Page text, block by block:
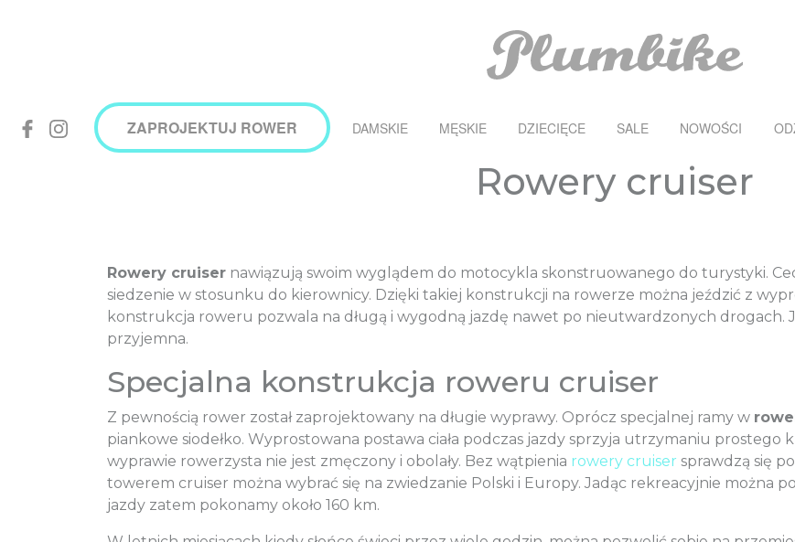
ZAPROJEKTUJ ROWER DAMSKIE MĘSKIE DZIECIĘCE SALE NOWOŚCI
Rowery cruiser
Rowery cruiser nawiązują swoim wyglądem do motocykla skonstruowanego do turystyki.
siedzenie w stosunku do kierownicy. Dzięki takiej konstrukcji na rowerze można jeździć z
konstrukcja roweru pozwala na długą i wygodną jazdę nawet po nieutwardzonych drogach.
przyjemna.
Specjalna konstrukcja roweru cruiser
Z pewnością rower został zaprojektowany na długie wyprawy. Oprócz specjalnej ramy w
piankowe siodełko. Wyprostowana postawa ciała podczas jazdy sprzyja utrzymaniu prostego
wyprawie rowerzysta nie jest zmęczony i obolały. Bez wątpienia rowery cruiser sprawdzą się
towerem cruiser można wybrać się na zwiedzanie Polski i Europy. Jadąc rekreacyjnie można
jazdy zatem pokonamy około 160 km.